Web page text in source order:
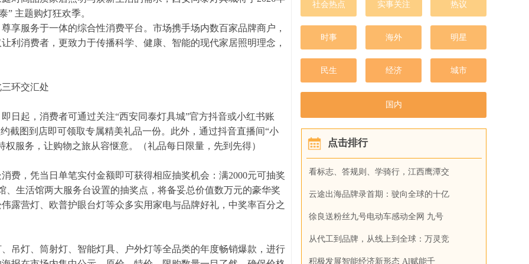
” 主题购灯狂欢季。
享服务于一体的综合性消费平台。市场携手场内数百家品牌商户，
利消费者，更致力于传播科学、健康、智能的现代家居照明理念，
环交汇处
日起，消费者可通过关注“西安同泰灯具城”官方抖音或小红书账
截图到店即可领取专属精美礼品一份。此外，通过抖音直播间“小
服务，让购物之旅从容惬意。（礼品每日限量，先到先得）
费，凭当日单笔实付金额即可获得相应抽奖机会：满2000元可抽奖
、生活馆两大服务台设置的抽奖点，将备妥总价值数万元的豪华奖
露营灯、欧普护眼台灯等众多实用家电与品牌好礼，中奖率百分之
吊灯、筒射灯、智能灯具、户外灯等全品类的年度畅销爆款，进行
热议
实事关注
社会热点
时事 海外 明星
城市
民生 经济
国内
点击排行
看标志、答规则、学骑行，江西鹰潭交
云途出海品牌录首期：驶向全球的十亿
徐良送粉丝九号电动车感动全网 九号
从代工到品牌，从线上到全球：万灵竞
积极发展智能经济新形态 Al赋能千